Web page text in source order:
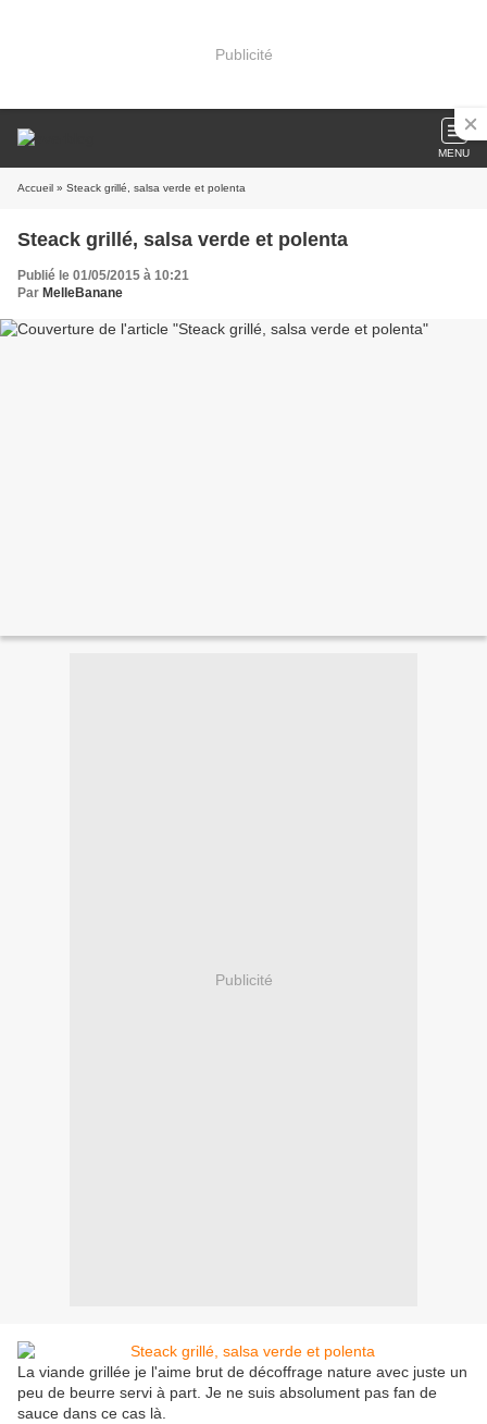
Publicité
MENU
Accueil » Steack grillé, salsa verde et polenta
Steack grillé, salsa verde et polenta
Publié le 01/05/2015 à 10:21
Par MelleBanane
Publicité
La viande grillée je l'aime brut de décoffrage nature avec juste un
peu de beurre servi à part. Je ne suis absolument pas fan de
sauce dans ce cas là.